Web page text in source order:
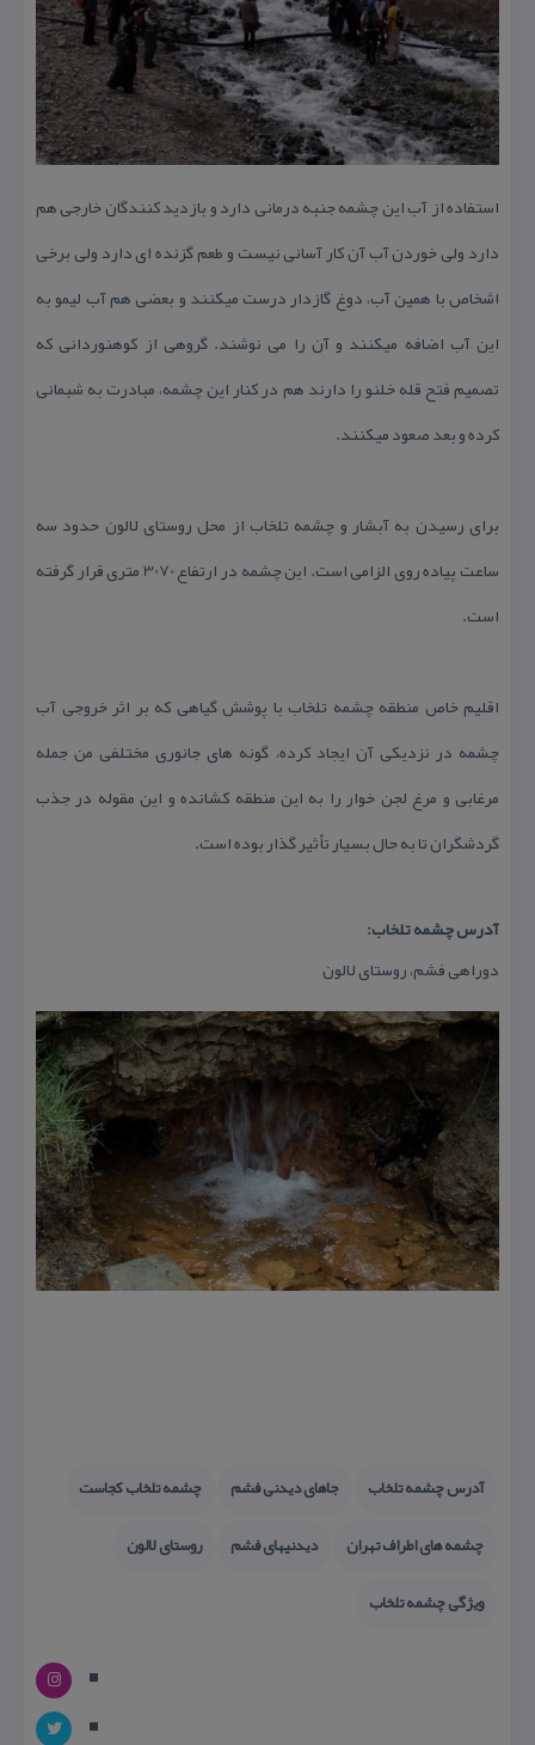
استفاده از آب این چشمه جنبه درمانی دارد و بازدید كنندگان خارجی هم
دارد ولی خوردن آب آن كار آسانی نیست و طعم گزنده ای دارد ولی برخی
اشخاص با همین آب، دوغ گازدار درست میكنند و بعضی هم آب لیمو به
این آب اضافه میكنند و آن را می نوشند. گروهی از كوهنوردانی كه
تصمیم فتح قله خلنو را دارند هم در كنار این چشمه، مبادرت به شبمانی
كرده و بعد صعود میكنند.
برای رسیدن به آبشار و چشمه تلخاب از محل روستای لالون حدود سه
ساعت پیاده روی الزامی است. این چشمه در ارتفاع 3070 متری قرار گرفته
است.
اقلیم خاص منطقه چشمه تلخاب با پوشش گیاهی كه بر اثر خروجی آب
چشمه در نزدیكی آن ایجاد كرده، گونه های جانوری مختلفی من جمله
مرغابی و مرغ لجن خوار را به این منطقه كشانده و این مقوله در جذب
گردشگران تا به حال بسیار تأثیر گذار بوده است.
آدرس چشمه تلخاب:
دوراهی فشم، روستای لالون
آدرس چشمه تلخاب جاهای دیدنی فشم
چشمه تلخاب كجاست
چشمه های اطراف تهران
دیدنیهای فشم
روستای لالون
ویژگی چشمه تلخاب